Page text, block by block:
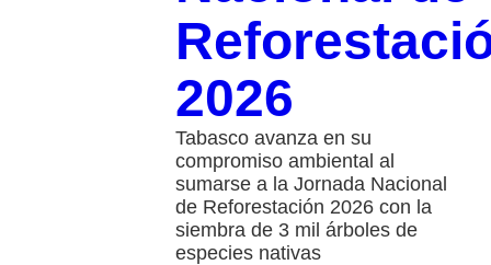
2026
Tabasco avanza en su
compromiso ambiental al
sumarse a la Jornada Nacional
de Reforestación 2026 con la
siembra de 3 mil árboles de
especies nativas